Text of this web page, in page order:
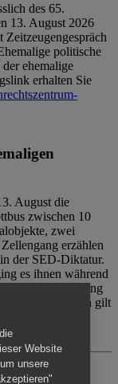
des 65.
13. August 2026
politische
ehemalige
erhalten Sie
August die
zwischen 10
zwei
erzählen
der SED-Diktatur.
es ihnen während
ohne Betreuung
Begleitpersonen gilt
Website
unsere